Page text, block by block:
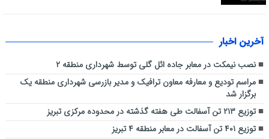
آخرین اخبار
نصب نیمکت در معابر جاده ائل گلی توسط شهرداری منطقه ۲
مراسم تودیع و معارفه معاون ترافیک و مدیر بازرسی شهرداری منطقه یک
برگزار شد
توزیع ۲۱۳ تن آسفالت طی هفته گذشته در محدوده مرکزی تبریز
توزیع ۴۰۱ تن آسفالت در معابر منطقه ۴ تبریز